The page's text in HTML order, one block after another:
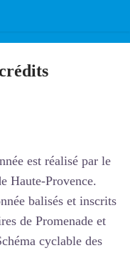
est réalisé par le
Haute-Provence.
balisés et inscrits
de Promenade et
cyclable des